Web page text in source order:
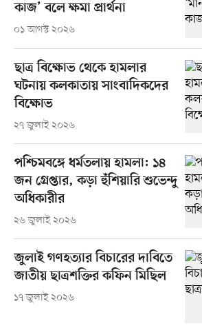
কাজ’ বলে ক্ষমা প্রার্থনা
০১ আগস্ট ২০২৬
ছাত্র বিক্ষোভ থেকে হামলার
ঘটনায় কলকাতায় সাংবাদিকদের
বিক্ষোভ
২৭ জুলাই ২০২৬
পশ্চিমবঙ্গে ধর্মতলায় হামলা: ১৪
জন গ্রেপ্তার, কড়া হুঁশিয়ারি শুভেন্দু
অধিকারীর
২৬ জুলাই ২০২৬
জুলাই গণহত্যার বিচারের দাবিতে
জাতীয় ছাত্রশক্তির কফিন মিছিল
১৭ জুলাই ২০২৬